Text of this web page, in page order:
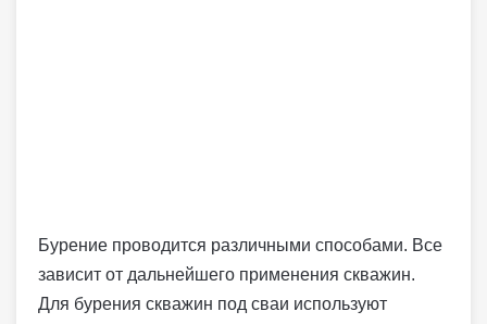
Бурение проводится различными способами. Все
зависит от дальнейшего применения скважин.
Для бурения скважин под сваи используют